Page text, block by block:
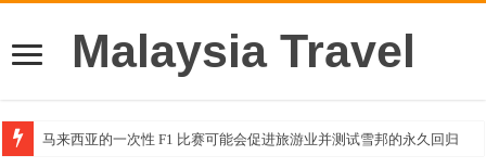
Malaysia Travel
马来西亚的一次性 F1 比赛可能会促进旅游业并测试雪邦的永久回归